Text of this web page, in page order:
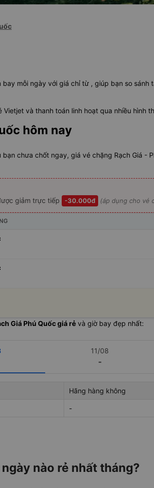
mỗi ngày với giá chỉ từ , giúp bạn so sánh
và thanh toán linh hoạt qua nhiều hình
hôm nay
bạn chưa chốt ngay, giá vé chặng Rạch Giá -
giảm trực tiếp -30.000đ (áp dụng cho vé
Giá Phú Quốc giá rẻ và giờ bay đẹp nhất:
11/08
-
Hãng hàng không
-
nào rẻ nhất tháng?